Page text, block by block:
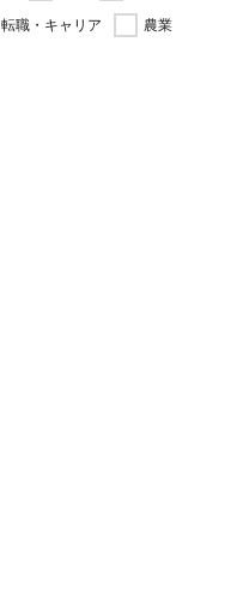
転職・キャリア
農業